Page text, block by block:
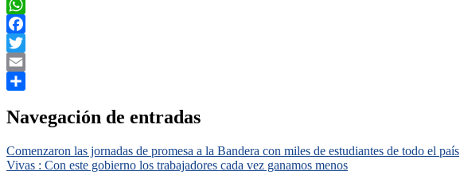
WhatsApp
Facebook
Twitter
Email
Navegación de entradas
Comenzaron las jornadas de promesa a la Bandera con miles de estudiantes de todo el país
Vivas : Con este gobierno los trabajadores cada vez ganamos menos